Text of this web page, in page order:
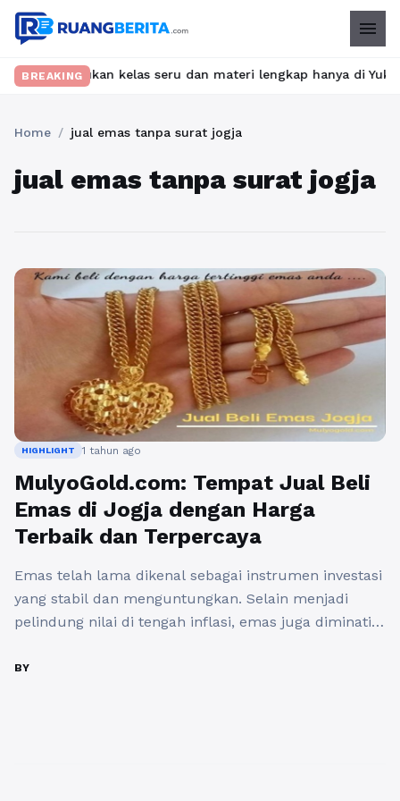
menu
BREAKING
Temukan kelas seru dan materi lengkap hanya di
Home / jual emas tanpa surat jogja
jual emas tanpa surat jogja
HIGHLIGHT 1 tahun ago
MulyoGold.com: Tempat Jual Beli
Emas di Jogja dengan Harga
Terbaik dan Terpercaya
Emas telah lama dikenal sebagai instrumen investasi
yang stabil dan menguntungkan. Selain menjadi
pelindung nilai di tengah inflasi, emas juga diminati
dalam proses jual beli. Di era digital seperti sekarang,
BY